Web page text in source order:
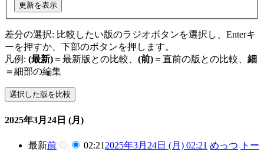
更新を表示
差分の選択: 比較したい版のラジオボタンを選択し、Enterキ
ーを押すか、下部のボタンを押します。
凡例: (最新) ＝最新版との比較、 (前) ＝直前の版との比較、 細
＝細部の編集
2025年3月24日 (月)
最新前 02:21 2025年3月24日 (月) 02:21 めっつ
トー